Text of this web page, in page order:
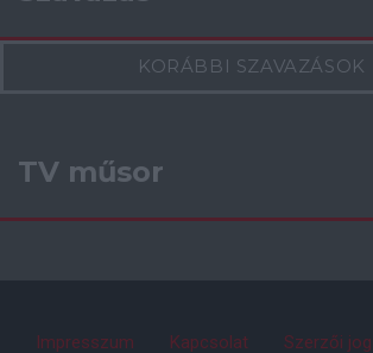
KORÁBBI SZAVAZÁSOK
TV műsor
Impresszum Kapcsolat Szerzői jog